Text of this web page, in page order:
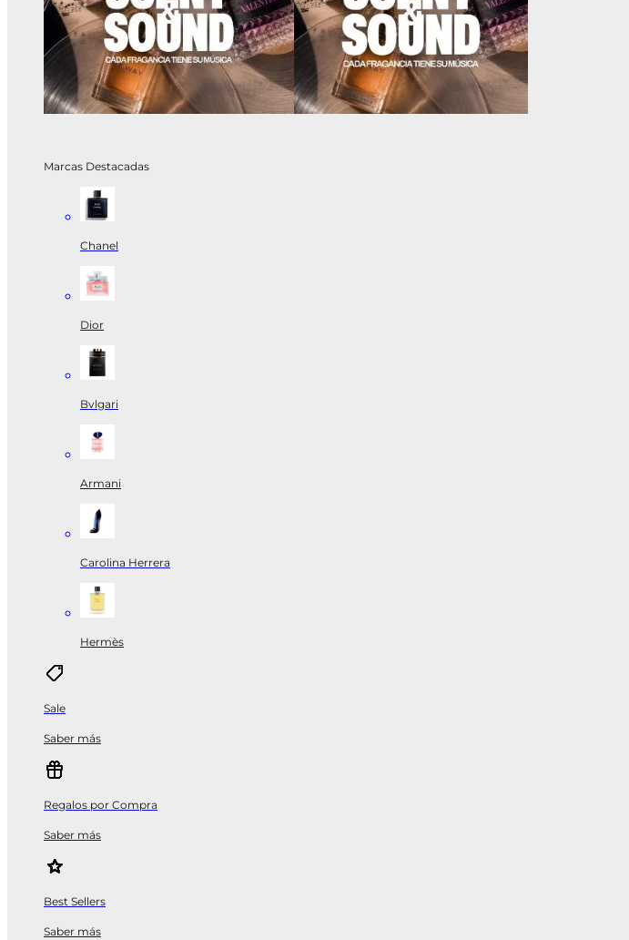
Marcas Destacadas
Chanel
Dior
Bvlgari
Armani
Carolina Herrera
Hermès
Sale
Saber más
Regalos por Compra
Saber más
Best Sellers
Saber más